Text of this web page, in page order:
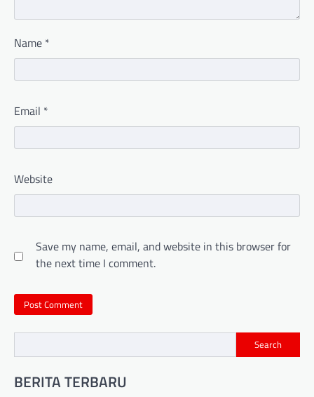
Name *
Email *
Website
Save my name, email, and website in this browser for
the next time I comment.
Search
BERITA TERBARU